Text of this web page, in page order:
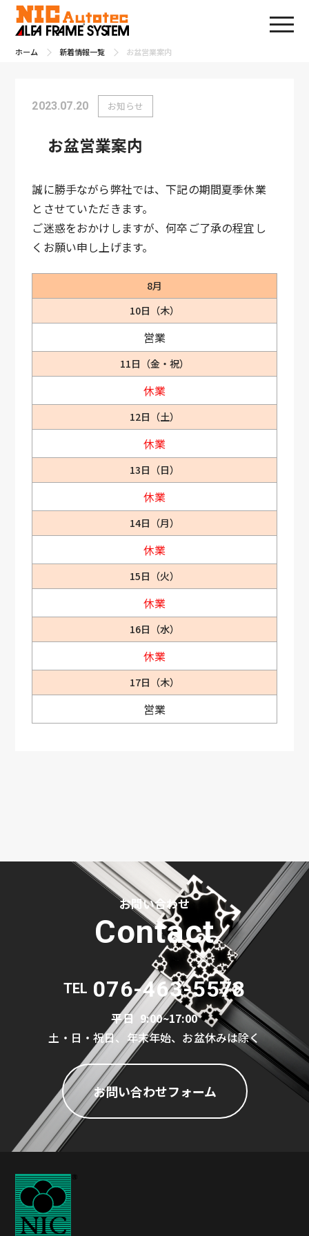
ホーム 新着情報一覧 お盆営業案内
2023.07.20 お知らせ
お盆営業案内
誠に勝手ながら弊社では、下記の期間夏季休業
とさせていただきます。
ご迷惑をおかけしますが、何卒ご了承の程宜し
くお願い申し上げます。
8月
10日（木）
営業
11日（金・祝）
休業
12日（土）
休業
13日（日）
休業
14日（月）
休業
15日（火）
休業
16日（水）
休業
17日（木）
営業
お問い合わせ
Contact
TEL 076-463-5578
平日 9:00~17:00
土・日・祝日、年末年始、お盆休みは除く
お問い合わせフォーム